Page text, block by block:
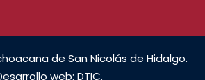
de San Nicolás de Hidalgo.
web: DTIC.